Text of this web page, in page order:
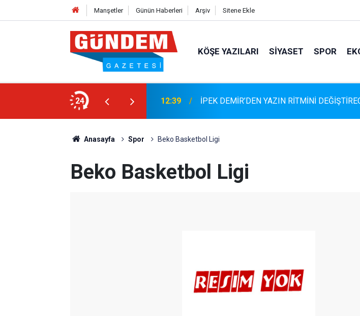
Manşetler Günün Haberleri Arşiv Sitene Ekle
KÖŞE YAZILARI SIYASET SPOR
24
DİLA KALAFATOĞLU’NDAN
12:39 İPEK DEMİR’DEN YAZIN RİTMİNİ
Anasayfa Spor Beko Basketbol Ligi
Beko Basketbol Ligi